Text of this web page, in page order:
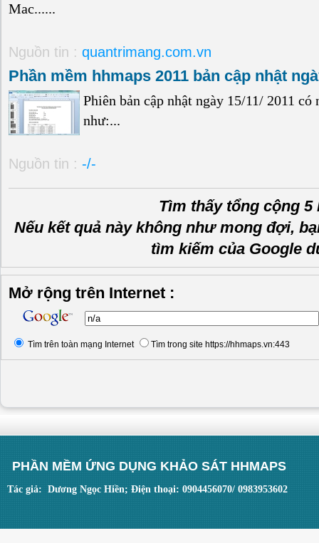
Mac......
Nguồn tin : quantrimang.com.vn
Phần mềm hhmaps 2011 bản cập nhật
Phiên bản cập nhật ngày 15/11/ 2011
như:...
Nguồn tin : -/-
Tìm thấy tổng cộng 5
Nếu kết quả này không như mong đợi,
tìm kiếm của Google
Mở rộng trên Internet :
Tìm trên toàn mạng Internet Tìm trong site https://hhmaps.vn:443
PHẦN MỀM ỨNG DỤNG KHẢO SÁT HHMAPS
Tác giả: Dương Ngọc Hiền; Điện thoại: 0904456070/ 0983953602